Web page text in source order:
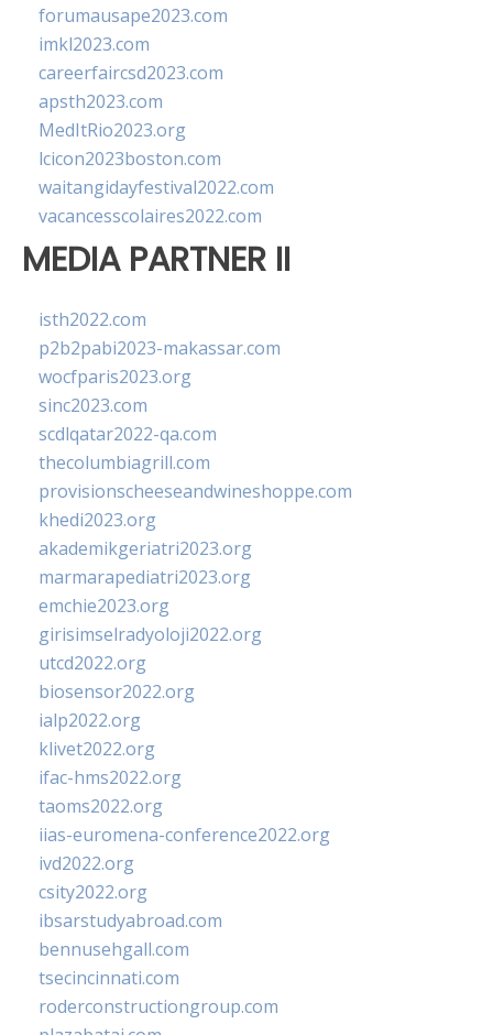
forumausape2023.com
imkl2023.com
careerfaircsd2023.com
apsth2023.com
MedItRio2023.org
lcicon2023boston.com
waitangidayfestival2022.com
vacancesscolaires2022.com
MEDIA PARTNER II
isth2022.com
p2b2pabi2023-makassar.com
wocfparis2023.org
sinc2023.com
scdlqatar2022-qa.com
thecolumbiagrill.com
provisionscheeseandwineshoppe.com
khedi2023.org
akademikgeriatri2023.org
marmarapediatri2023.org
emchie2023.org
girisimselradyoloji2022.org
utcd2022.org
biosensor2022.org
ialp2022.org
klivet2022.org
ifac-hms2022.org
taoms2022.org
iias-euromena-conference2022.org
ivd2022.org
csity2022.org
ibsarstudyabroad.com
bennusehgall.com
tsecincinnati.com
roderconstructiongroup.com